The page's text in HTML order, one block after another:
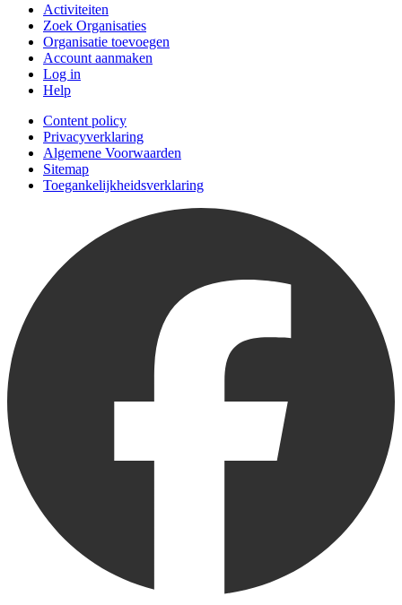
Activiteiten
Zoek Organisaties
Organisatie toevoegen
Account aanmaken
Log in
Help
Content policy
Privacyverklaring
Algemene Voorwaarden
Sitemap
Toegankelijkheidsverklaring